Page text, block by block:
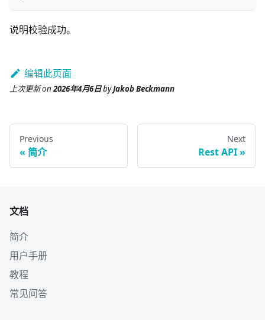
说明校验成功。
编辑此页面
上次更新on2026年4月6日byJakob Beckmann
Previous
简介
Next
Rest API
文档
简介
用户手册
教程
常见问答